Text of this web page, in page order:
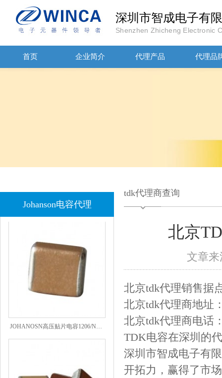
深圳市智成电子有
Shenzhen Zhicheng Electronic
首页 企业简介 代理产品 代理品
Johanson电容代理
tdk代理商查询
北京
文章
北京tdk代理销售据
北京tdk代理商地址
北京tdk代理商电话
TDK电容在深圳的
深圳市智成电子有
开拓力，赢得了市